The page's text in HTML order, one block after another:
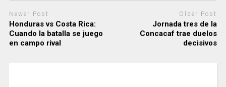
Newer Post
Honduras vs Costa Rica:
Cuando la batalla se juego
en campo rival
Older Post
Jornada tres de la
Concacaf trae duelos
decisivos